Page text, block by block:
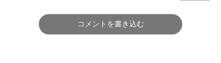
コメントを書き込む